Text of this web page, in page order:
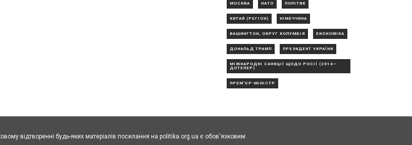
МОСКВА НАТО ПОЛІТИК
КИТАЙ (РЕГІОН) НІМЕЧЧИНА
ВАШИНГТОН, ОКРУГ КОЛУМБІЯ ЕКОНОМІКА
ДОНАЛЬД ТРАМП ПРЕЗИДЕНТ УКРАЇНИ
МІЖНАРОДНІ САНКЦІЇ ЩОДО РОСІЇ (2014—
ДОТЕПЕР)
ПРЕМ'ЄР-МІНІСТР
відтворенні будь-яких матеріалів посилання на politika.org.ua є обов'язковим.